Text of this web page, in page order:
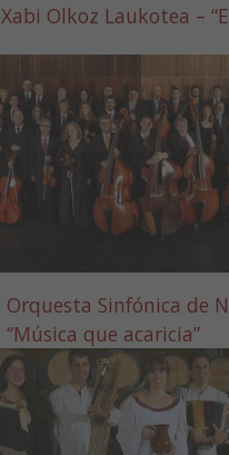
Xabi Olkoz Laukotea –
Orquesta Sinfónica de
“Música que acaricia”